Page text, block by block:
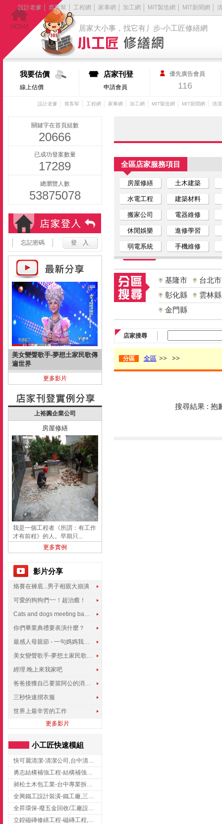
居家大小事，找它有丿步-小工匠修繕網
設計老爹 窩客幫 工程網 家事網 加工網 MIT製造網 MIT新聞網
我要估價
線上估價
店家刊登
申請會員
優先廣告會員
116
設計老爹 窩客幫 工程網 家事網 加工網 MIT製造網 MIT新聞網 清
關鍵字在首頁組數
20666
已成功發案數量
17289
總瀏覽人數
53875078
忘記密碼
美女變聲歌手-夢想土家民歌傳
遍世界
更多影片
上裕圓企業公司
房屋修繕
我是一個工程者《所謂：有工作
才有前程》的人。早期只...
更多實例
影片分享
烙賽在褲底...男子相親大崩潰
可愛的狗狗們~~！超治癒！
Cats and dogs meeting babies for the first time
你們畢業典禮要表演什麼？
最感人母親節 - 一句媽媽我愛你
美女變聲歌手-夢想土家民歌傳遍世界
經理.晚上來我家吧
爸爸接獲自己要當阿公的消息，反應史上最可愛!!!
三秒快速摺衣服
世界上最辛苦的工作
更多影片
小工匠快速模組
快可麗清潔-清潔公司,台中清潔公司,台中居家清潔
勇志結構補強工程-結構補強工程 ,桃園結構補強工程,龍潭結構補強工程
昶松土木包工業-台中專業拆除工程/挖土機出租
全興鐵工設計裝潢-鐵工廠,三峽鐵工廠,台北鐵工廠
全昇環保-廢五金回收/工廠設備收購/機械設備回收/高價收購廠房設備
立鍠磁磚修繕工程-磁磚工程,磁磚修補,新竹磁磚工程
全區店家服務項目
房屋修繕 土木建築
水電工程 建築材料
搬家公司 電器維修
休閒娛樂 進修學習
弱電系統 手機維修
基隆市
台北市
彰化縣
雲林縣
金門縣
店家搜尋
分區 全區 >> >>
搜尋結果 : 抱